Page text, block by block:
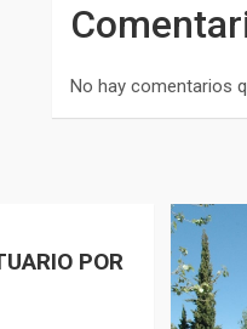
No hay comentarios
POR